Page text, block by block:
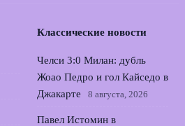
Классические новости
Челси 3:0 Милан: дубль
Жоао Педро и гол Кайседо в
Джакарте
8 августа, 2026
Павел Истомин в